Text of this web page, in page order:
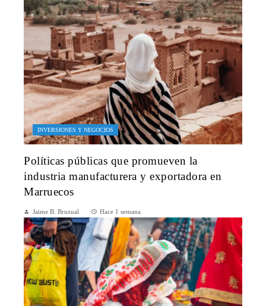
INVERSIONES Y NEGOCIOS
Políticas públicas que promueven la
industria manufacturera y exportadora en
Marruecos
Jaime B. Bruzual Hace 1 semana